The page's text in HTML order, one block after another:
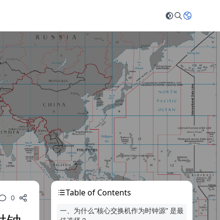
0 Table of Contents
一、为什么“核心交换机作为时钟源” 是最